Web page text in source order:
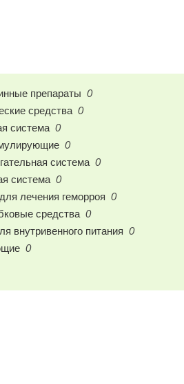
препараты 0
средства 0
система 0
0
система 0
система 0
лечения геморроя 0
средства 0
внутривенного питания 0
0